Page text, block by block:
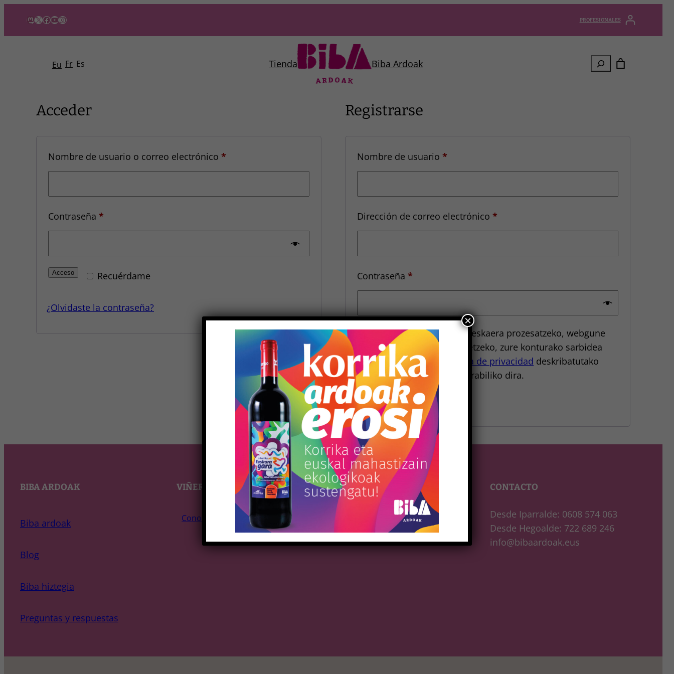
Mastodon
X Facebook
YouTube
Instagram PROFESIONALES
Eu Fr Es Tienda Biba Ardoak Buscar
Acceder
Nombre de usuario o correo electrónico *
Contraseña *
Recuérdame
Acceso
¿Olvidaste la contraseña?
Registrarse
Nombre de usuario*
Dirección de correo electrónico*
Contraseña*
Zure datu pertsonalak zure eskaera prozesatzeko, webgune
honetako esperientzia hobetzeko, zure konturako sarbidea
kudeatzeko eta gure
política de privacidad deskribatutako
bestelako helburuetarako erabiliko dira.
Registrarse
BIBA ARDOAK
Biba ardoak
Blog
Biba hiztegia
Preguntas y respuestas
VIÑERONXS
Conoce a nuestros viñeronxs
TIENDA
Compra Biba Ardoak
CONTACTO
Desde Iparralde: 0608 574 063
Desde Hegoalde: 722 689 246
info@bibaardoak.eus
×